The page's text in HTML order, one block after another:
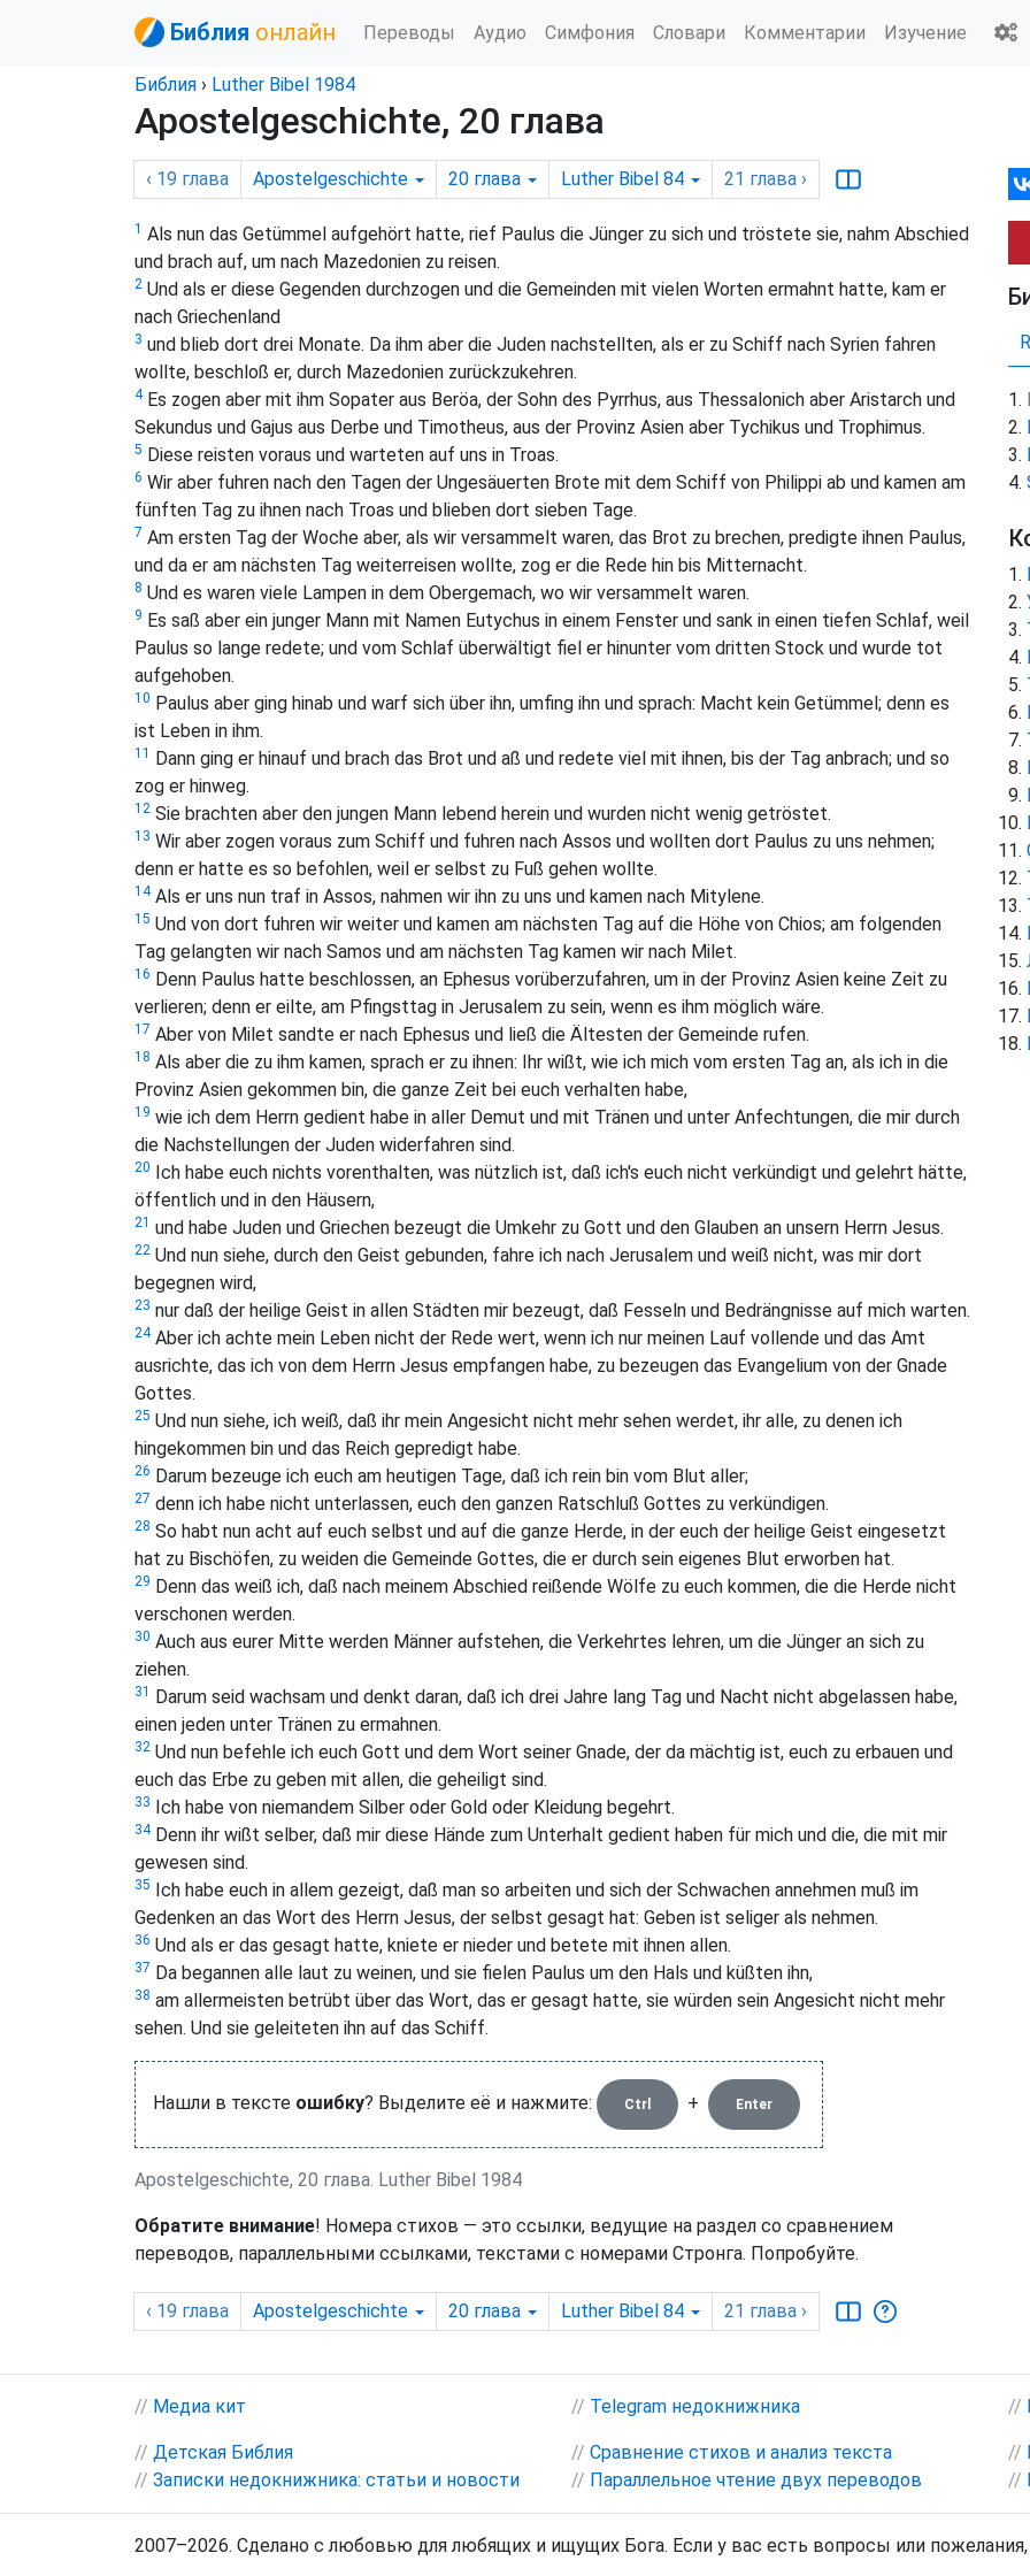
Библия онлайн Переводы Аудио Симфония Словари Комментарии Изучение
Библия › Luther Bibel 1984
Apostelgeschichte, 20 глава
‹ 19 глава Apostelgeschichte 20 глава Luther Bibel 84 21 глава ›
1 Als nun das Getümmel aufgehört hatte, rief Paulus die Jünger zu sich und tröstete sie, nahm Abschied
und brach auf, um nach Mazedonien zu reisen.
2 Und als er diese Gegenden durchzogen und die Gemeinden mit vielen Worten ermahnt hatte, kam er
nach Griechenland
3 und blieb dort drei Monate. Da ihm aber die Juden nachstellten, als er zu Schiff nach Syrien fahren
wollte, beschloß er, durch Mazedonien zurückzukehren.
4Es zogen aber mit ihm Sopater aus Beröa, der Sohn des Pyrrhus, aus Thessalonich aber Aristarch und
Sekundus und Gajus aus Derbe und Timotheus, aus der Provinz Asien aber Tychikus und Trophimus.
5 Diese reisten voraus und warteten auf uns in Troas.
6 Wir aber fuhren nach den Tagen der Ungesäuerten Brote mit dem Schiff von Philippi ab und kamen am
fünften Tag zu ihnen nach Troas und blieben dort sieben Tage.
7 Am ersten Tag der Woche aber, als wir versammelt waren, das Brot zu brechen, predigte ihnen Paulus,
und da er am nächsten Tag weiterreisen wollte, zog er die Rede hin bis Mitternacht.
8 Und es waren viele Lampen in dem Obergemach, wo wir versammelt waren.
9 Es saß aber ein junger Mann mit Namen Eutychus in einem Fenster und sank in einen tiefen Schlaf, weil
Paulus so lange redete; und vom Schlaf überwältigt fiel er hinunter vom dritten Stock und wurde tot
aufgehoben.
10 Paulus aber ging hinab und warf sich über ihn, umfing ihn und sprach: Macht kein Getümmel; denn es
ist Leben in ihm.
11 Dann ging er hinauf und brach das Brot und aß und redete viel mit ihnen, bis der Tag anbrach; und so
zog er hinweg.
12 Sie brachten aber den jungen Mann lebend herein und wurden nicht wenig getröstet.
13 Wir aber zogen voraus zum Schiff und fuhren nach Assos und wollten dort Paulus zu uns nehmen;
denn er hatte es so befohlen, weil er selbst zu Fuß gehen wollte.
14Als er uns nun traf in Assos, nahmen wir ihn zu uns und kamen nach Mitylene.
15 Und von dort fuhren wir weiter und kamen am nächsten Tag auf die Höhe von Chios; am folgenden
Tag gelangten wir nach Samos und am nächsten Tag kamen wir nach Milet.
16 Denn Paulus hatte beschlossen, an Ephesus vorüberzufahren, um in der Provinz Asien keine Zeit zu
verlieren; denn er eilte, am Pfingsttag in Jerusalem zu sein, wenn es ihm möglich wäre.
17 Aber von Milet sandte er nach Ephesus und ließ die Ältesten der Gemeinde rufen.
18 Als aber die zu ihm kamen, sprach er zu ihnen: Ihr wißt, wie ich mich vom ersten Tag an, als ich in die
Provinz Asien gekommen bin, die ganze Zeit bei euch verhalten habe,
19 wie ich dem Herrn gedient habe in aller Demut und mit Tränen und unter Anfechtungen, die mir durch
die Nachstellungen der Juden widerfahren sind.
20 Ich habe euch nichts vorenthalten, was nützlich ist, daß ich's euch nicht verkündigt und gelehrt hätte,
öffentlich und in den Häusern,
21 und habe Juden und Griechen bezeugt die Umkehr zu Gott und den Glauben an unsern Herrn Jesus.
22 Und nun siehe, durch den Geist gebunden, fahre ich nach Jerusalem und weiß nicht, was mir dort
begegnen wird,
23 nur daß der heilige Geist in allen Städten mir bezeugt, daß Fesseln und Bedrängnisse auf mich warten.
24Aber ich achte mein Leben nicht der Rede wert, wenn ich nur meinen Lauf vollende und das Amt
ausrichte, das ich von dem Herrn Jesus empfangen habe, zu bezeugen das Evangelium von der Gnade
Gottes.
25 Und nun siehe, ich weiß, daß ihr mein Angesicht nicht mehr sehen werdet, ihr alle, zu denen ich
hingekommen bin und das Reich gepredigt habe.
26 Darum bezeuge ich euch am heutigen Tage, daß ich rein bin vom Blut aller;
27 denn ich habe nicht unterlassen, euch den ganzen Ratschluß Gottes zu verkündigen.
28 So habt nun acht auf euch selbst und auf die ganze Herde, in der euch der heilige Geist eingesetzt
hat zu Bischöfen, zu weiden die Gemeinde Gottes, die er durch sein eigenes Blut erworben hat.
29 Denn das weiß ich, daß nach meinem Abschied reißende Wölfe zu euch kommen, die die Herde nicht
verschonen werden.
30 Auch aus eurer Mitte werden Männer aufstehen, die Verkehrtes lehren, um die Jünger an sich zu
ziehen.
31 Darum seid wachsam und denkt daran, daß ich drei Jahre lang Tag und Nacht nicht abgelassen habe,
einen jeden unter Tränen zu ermahnen.
32 Und nun befehle ich euch Gott und dem Wort seiner Gnade, der da mächtig ist, euch zu erbauen und
euch das Erbe zu geben mit allen, die geheiligt sind.
33 Ich habe von niemandem Silber oder Gold oder Kleidung begehrt.
34Denn ihr wißt selber, daß mir diese Hände zum Unterhalt gedient haben für mich und die, die mit mir
gewesen sind.
35 Ich habe euch in allem gezeigt, daß man so arbeiten und sich der Schwachen annehmen muß im
Gedenken an das Wort des Herrn Jesus, der selbst gesagt hat: Geben ist seliger als nehmen.
36 Und als er das gesagt hatte, kniete er nieder und betete mit ihnen allen.
37 Da begannen alle laut zu weinen, und sie fielen Paulus um den Hals und küßten ihn,
38 am allermeisten betrübt über das Wort, das er gesagt hatte, sie würden sein Angesicht nicht mehr
sehen. Und sie geleiteten ihn auf das Schiff.
Нашли в тексте ошибку? Выделите её и нажмите: Ctrl + Enter
Apostelgeschichte, 20 глава. Luther Bibel 1984
Обратите внимание! Номера стихов — это ссылки, ведущие на раздел со сравнением
переводов, параллельными ссылками, текстами с номерами Стронга. Попробуйте.
‹ 19 глава Apostelgeschichte 20 глава Luther Bibel 84 21 глава ›
// Медиа кит // Telegram недокнижника //
// Детская Библия
// Записки недокнижника: статьи и новости
// Сравнение стихов и анализ текста
// Параллельное чтение двух переводов
//
//
2007–2026. Сделано с любовью для любящих и ищущих Бога. Если у вас есть вопросы или